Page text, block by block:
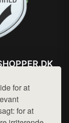
for at
for at
privatlivspolitik